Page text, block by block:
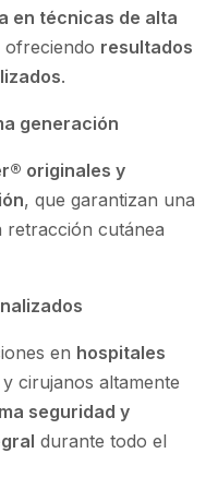
en técnicas de alta
ofreciendo resultados
.
generación
originales y
, que garantizan una
retracción cutánea
en hospitales
cirujanos altamente
seguridad y
durante todo el